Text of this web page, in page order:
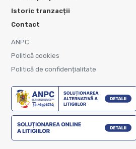
Istoric tranzacții
Contact
ANPC
Politică cookies
Politică de confidențialitate